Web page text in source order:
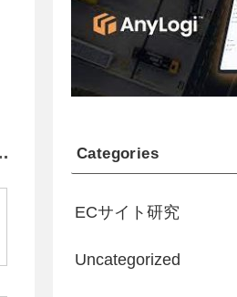
Categories
ECサイト研究
Uncategorized